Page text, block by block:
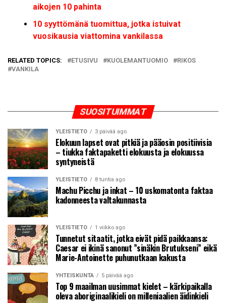
aikojen 10 pahinta
10 syyttömänä tuomittua, jotka istuivat
vuosikausia viattomina vankilassa
RELATED TOPICS: ETUSIVU KUOLEMANTUOMIO
RIKOS
VANKILA
SUOSITUIMMAT
YLEISTIETO 3 päivää ago
Elokuun lapset ovat pitkiä ja pääosin positiivisia
– tiukka faktapaketti elokuusta ja elokuussa
syntyneistä
YLEISTIETO 8 tuntia ago
Machu Picchu ja inkat – 10 uskomatonta faktaa
kadonneesta valtakunnasta
YLEISTIETO 1 viikko ago
Tunnetut sitaatit, jotka eivät pidä paikkaansa:
Caesar ei ikinä sanonut ”sinäkin Brutukseni” eikä
Marie-Antoinette puhunutkaan kakusta
YHTEISKUNTA 5 päivää ago
Top 9 maailman uusimmat kielet – kärkipaikalla
oleva aboriginaalikieli on milleniaalien äidinkieli